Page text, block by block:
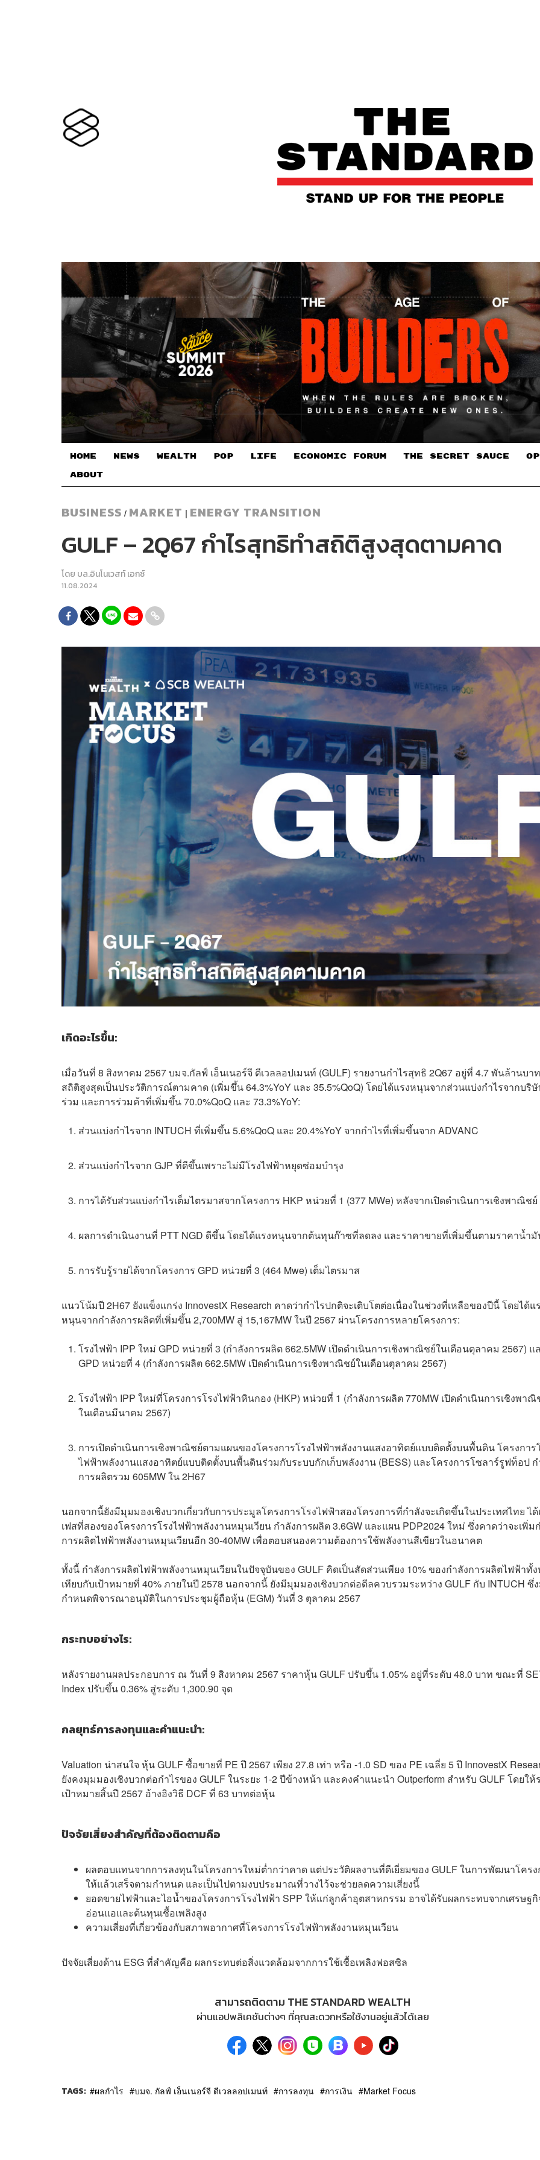
HOME NEWS WEALTH POP LIFE ECONOMIC FORUM THE SECRET SAUCE​
ABOUT
BUSINESS / MARKET | ENERGY TRANSITION
GULF – 2Q67 กำไรสุทธิทำสถิติสูงสุดตามคาด
โดย บล.อินโนเวสท์ เอกซ์
11.08.2024
เกิดอะไรขึ้น:
เมื่อวันที่ 8 สิงหาคม 2567 บมจ.กัลฟ์ เอ็นเนอร์จี ดีเวลลอปเมนท์ (GULF) รายงานกำไรสุทธิ 2Q67 อยู่ที่ 4.7 พันล้านบา
สถิติสูงสุดเป็นประวัติการณ์ตามคาด (เพิ่มขึ้น 64.3%YoY และ 35.5%QoQ) โดยได้แรงหนุนจากส่วนแบ่งกำไรจากบริ
ร่วม และการร่วมค้าที่เพิ่มขึ้น 70.0%QoQ และ 73.3%YoY:
ส่วนแบ่งกำไรจาก INTUCH ที่เพิ่มขึ้น 5.6%QoQ และ 20.4%YoY จากกำไรที่เพิ่มขึ้นจาก ADVANC
ส่วนแบ่งกำไรจาก GJP ที่ดีขึ้นเพราะไม่มีโรงไฟฟ้าหยุดซ่อมบำรุง
การได้รับส่วนแบ่งกำไรเต็มไตรมาสจากโครงการ HKP หน่วยที่ 1 (377 MWe) หลังจากเปิดดำเนินการเชิงพาณิชย์
ผลการดำเนินงานที่ PTT NGD ดีขึ้น โดยได้แรงหนุนจากต้นทุนก๊าซที่ลดลง และราคาขายที่เพิ่มขึ้นตามราคาน้ำมั
การรับรู้รายได้จากโครงการ GPD หน่วยที่ 3 (464 Mwe) เต็มไตรมาส
แนวโน้มปี 2H67 ยังแข็งแกร่ง InnovestX Research คาดว่ากำไรปกติจะเติบโตต่อเนื่องในช่วงที่เหลือของปีนี้ โดยได้แ
หนุนจากกำลังการผลิตที่เพิ่มขึ้น 2,700MW สู่ 15,167MW ในปี 2567 ผ่านโครงการหลายโครงการ:
โรงไฟฟ้า IPP ใหม่ GPD หน่วยที่ 3 (กำลังการผลิต 662.5MW เปิดดำเนินการเชิงพาณิชย์ในเดือนตุลาคม 2567) แ
GPD หน่วยที่ 4 (กำลังการผลิต 662.5MW เปิดดำเนินการเชิงพาณิชย์ในเดือนตุลาคม 2567)
โรงไฟฟ้า IPP ใหม่ที่โครงการโรงไฟฟ้าหินกอง (HKP) หน่วยที่ 1 (กำลังการผลิต 770MW เปิดดำเนินการเชิงพาณิ
ในเดือนมีนาคม 2567)
การเปิดดำเนินการเชิงพาณิชย์ตามแผนของโครงการโรงไฟฟ้าพลังงานแสงอาทิตย์แบบติดตั้งบนพื้นดิน โครงการ
ไฟฟ้าพลังงานแสงอาทิตย์แบบติดตั้งบนพื้นดินร่วมกับระบบกักเก็บพลังงาน (BESS) และโครงการโซลาร์รูฟท็อป ก
การผลิตรวม 605MW ใน 2H67
นอกจากนี้ยังมีมุมมองเชิงบวกเกี่ยวกับการประมูลโครงการโรงไฟฟ้าสองโครงการที่กำลังจะเกิดขึ้นในประเทศไทย ไ
เฟสที่สองของโครงการโรงไฟฟ้าพลังงานหมุนเวียน กำลังการผลิต 3.6GW และแผน PDP2024 ใหม่ ซึ่งคาดว่าจะเพิ่ม
การผลิตไฟฟ้าพลังงานหมุนเวียนอีก 30-40MW เพื่อตอบสนองความต้องการใช้พลังงานสีเขียวในอนาคต
ทั้งนี้ กำลังการผลิตไฟฟ้าพลังงานหมุนเวียนในปัจจุบันของ GULF คิดเป็นสัดส่วนเพียง 10% ของกำลังการผลิตไฟฟ้าทั้
เทียบกับเป้าหมายที่ 40% ภายในปี 2578 นอกจากนี้ ยังมีมุมมองเชิงบวกต่อดีลควบรวมระหว่าง GULF กับ INTUCH ซึ่
กำหนดพิจารณาอนุมัติในการประชุมผู้ถือหุ้น (EGM) วันที่ 3 ตุลาคม 2567
กระทบอย่างไร:
หลังรายงานผลประกอบการ ณ วันที่ 9 สิงหาคม 2567 ราคาหุ้น GULF ปรับขึ้น 1.05% อยู่ที่ระดับ 48.0 บาท ขณะที่
Index ปรับขึ้น 0.36% สู่ระดับ 1,300.90 จุด
กลยุทธ์การลงทุนและคำแนะนำ:
Valuation น่าสนใจ หุ้น GULF ซื้อขายที่ PE ปี 2567 เพียง 27.8 เท่า หรือ -1.0 SD ของ PE เฉลี่ย 5 ปี InnovestX
ยังคงมุมมองเชิงบวกต่อกำไรของ GULF ในระยะ 1-2 ปีข้างหน้า และคงคำแนะนำ Outperform สำหรับ GULF โดยให้
เป้าหมายสิ้นปี 2567 อ้างอิงวิธี DCF ที่ 63 บาทต่อหุ้น
ปัจจัยเสี่ยงสำคัญที่ต้องติดตามคือ
ผลตอบแทนจากการลงทุนในโครงการใหม่ต่ำกว่าคาด แต่ประวัติผลงานที่ดีเยี่ยมของ GULF ในการพัฒนาโครง
ให้แล้วเสร็จตามกำหนด และเป็นไปตามงบประมาณที่วางไว้จะช่วยลดความเสี่ยงนี้
ยอดขายไฟฟ้าและไอน้ำของโครงการโรงไฟฟ้า SPP ให้แก่ลูกค้าอุตสาหกรรม อาจได้รับผลกระทบจากเศรษฐ
อ่อนแอและต้นทุนเชื้อเพลิงสูง
ความเสี่ยงที่เกี่ยวข้องกับสภาพอากาศที่โครงการโรงไฟฟ้าพลังงานหมุนเวียน
ปัจจัยเสี่ยงด้าน ESG ที่สำคัญคือ ผลกระทบต่อสิ่งแวดล้อมจากการใช้เชื้อเพลิงฟอสซิล
สามารถติดตาม THE STANDARD WEALTH
ผ่านแอปพลิเคชันต่างๆ ที่คุณสะดวกหรือใช้งานอยู่แล้วได้เลย
TAGS: ผลกำไร บมจ. กัลฟ์ เอ็นเนอร์จี ดีเวลลอปเมนท์ การลงทุน การเงิน Market Focus